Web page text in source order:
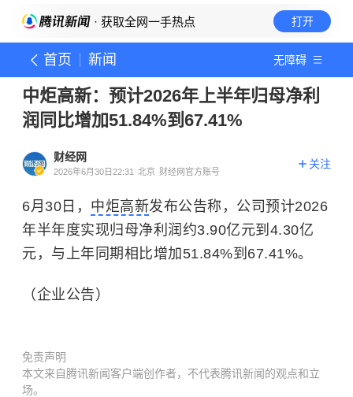
· 获取全网一手热点 打开
首页 新闻 无障碍
中炬高新：预计2026年上半年归母净利
润同比增加51.84%到67.41%
财经网
2026年6月30日22:31 北京 财经网官方账号
关注
6月30日， 中炬高新发布公告称，公司预计2026
年半年度实现归母净利润约3.90亿元到4.30亿
元，与上年同期相比增加51.84%到67.41%。
（企业公告）
免责声明
本文来自腾讯新闻客户端创作者，不代表腾讯新闻的观点和立
场。